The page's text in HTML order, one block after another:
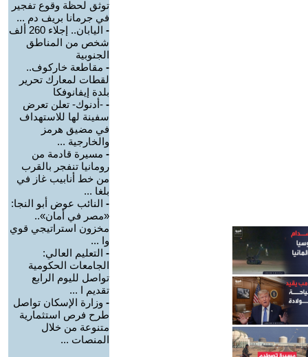
توثق لحظة وقوع تفجير
في جرمانا بريف دم ...
-
اليابان.. إجلاء 260 ألف
شخص من المناطق
الجنوبية
- مقاطعة خاركوف..
لقطات لمعارك تحرير
بلدة إيفانوفكا
- -أدنوك- تعلن تعرض
سفينة لها للاستهداف
في مضيق هرمز
والخارجية ...
- مسيرة قادمة من
رومانيا تنفجر بالقرب
من خط أنابيب غاز في
بلغا ...
- النائب عوض أبو النجا:
«مصر في أمان»..
مخزون استراتيجي قوي
وا ...
- التعليم العالي:
الجامعات الحكومية
تواصل لليوم الرابع
تقديم ا ...
- وزارة الإسكان تواصل
طرح فرص استثمارية
متنوعة من خلال
المنصات ...